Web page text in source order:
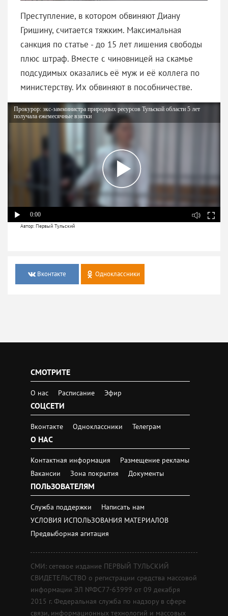
Преступление, в котором обвиняют Диану
Гришину, считается тяжким. Максимальная
санкция по статье - до 15 лет лишения свободы
плюс штраф. Вместе с чиновницей на скамье
подсудимых оказались её муж и её коллега по
министерству. Их обвиняют в пособничестве.
Прокурор: экс-замминистра природных ресурсов Тульской области 5 лет
получала ежемесячные взятки
0:00
Автор: Первый Тульский
Вконтакте Одноклассники
СМОТРИТЕ
О нас Расписание Эфир
СОЦСЕТИ
Вконтакте Одноклассники Телеграм
О НАС
Контактная информация
Размещение рекламы
Вакансии
Зона покрытия Документы
ПОЛЬЗОВАТЕЛЯМ
Служба поддержки
Написать нам
УСЛОВИЯ ИСПОЛЬЗОВАНИЯ МАТЕРИАЛОВ
Предвыборная агитация
СМИ: сетевое издание ПЕРВЫЙ ТУЛЬСКИЙ
СВИДЕТЕЛЬСТВО о регистрации средства массовой
информации ЭЛ №ФС77-63999 от 09 декабря
2015 г. Федеральная служба по надзору в сфере
связи, информационных технологий и массовых